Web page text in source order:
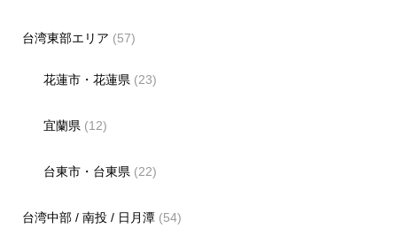
台湾東部エリア (57)
花蓮市・花蓮県 (23)
宜蘭県 (12)
台東市・台東県 (22)
台湾中部 / 南投 / 日月潭(54)